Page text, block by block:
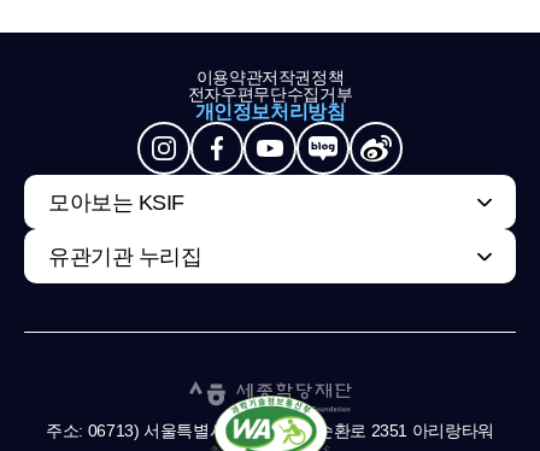
이용약관저작권정책
전자우편무단수집거부
개인정보처리방침
모아보는 KSIF
유관기관 누리집
주소: 06713) 서울특별시 서초구 남부순환로 2351 아리랑타워